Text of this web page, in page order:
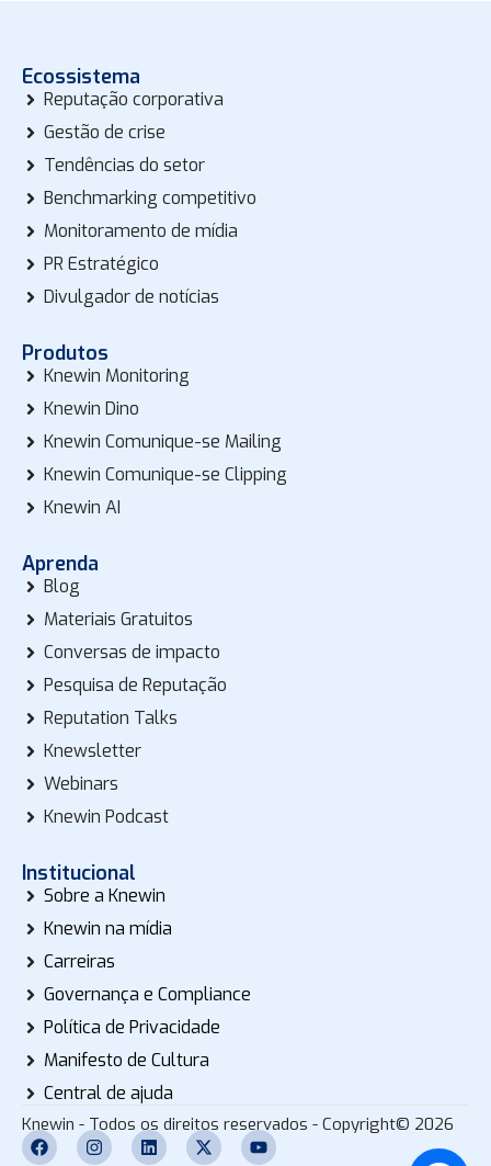
Ecossistema
Reputação corporativa
Gestão de crise
Tendências do setor
Benchmarking competitivo
Monitoramento de mídia
PR Estratégico
Divulgador de notícias
Produtos
Knewin Monitoring
Knewin Dino
Knewin Comunique-se Mailing
Knewin Comunique-se Clipping
Knewin AI
Aprenda
Blog
Materiais Gratuitos
Conversas de impacto
Pesquisa de Reputação
Reputation Talks
Knewsletter
Webinars
Knewin Podcast
Institucional
Sobre a Knewin
Knewin na mídia
Carreiras
Governança e Compliance
Política de Privacidade
Manifesto de Cultura
Central de ajuda
Knewin - Todos os direitos reservados - Copyright© 2026